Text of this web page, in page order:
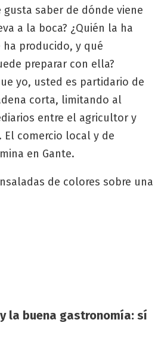
saber de dónde viene
a la boca? ¿Quién la ha
producido, y qué
preparar con ella?
yo, usted es partidario de
corta, limitando al
entre el agricultor y
comercio local y de
en Gante.
la bue­na gas­tro­no­mía: sí